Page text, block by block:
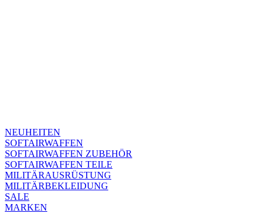
NEUHEITEN
SOFTAIRWAFFEN
SOFTAIRWAFFEN ZUBEHÖR
SOFTAIRWAFFEN TEILE
MILITÄRAUSRÜSTUNG
MILITÄRBEKLEIDUNG
SALE
MARKEN